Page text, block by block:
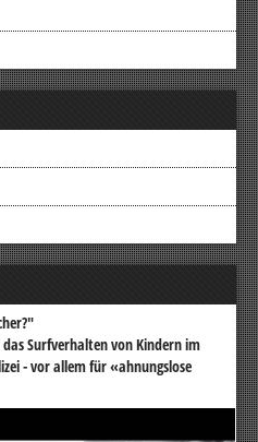
Surfverhalten von Kindern im
- vor allem für «ahnungslose